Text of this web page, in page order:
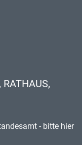
RATHAUS,
- bitte hier